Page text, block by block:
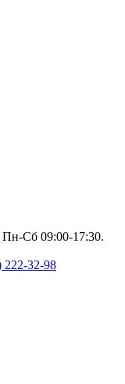
Сб 09:00-17:30.
222-32-98